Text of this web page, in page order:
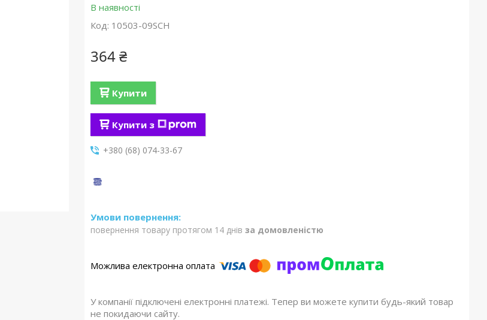
В наявності
Код: 10503-09SCH
364 ₴
Купити
Купити з
+380 (68) 074-33-67
повернення товару протягом 14 днів за домовленістю
У компанії підключені електронні платежі. Тепер ви можете купити будь-який товар
не покидаючи сайту.